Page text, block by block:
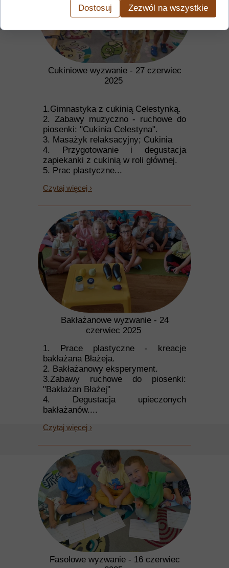
Cukiniowe wyzwanie - 27 czerwiec
2025
1.Gimnastyka z cukinią Celestynką.
2. Zabawy muzyczno - ruchowe do
piosenki: "Cukinia Celestyna".
3. Masażyk relaksacyjny; Cukinia
4. Przygotowanie i degustacja
zapiekanki z cukinią w roli głównej.
5. Prac plastyczne...
Czytaj więcej ›
Bakłażanowe wyzwanie - 24
czerwiec 2025
1. Prace plastyczne - kreacje
bakłażana Błażeja.
2. Bakłażanowy eksperyment.
3.Zabawy ruchowe do piosenki:
"Bakłażan Błażej"
4. Degustacja upieczonych
bakłażanów....
Czytaj więcej ›
Fasolowe wyzwanie - 16 czerwiec
Dostosuj Zezwól na wszystkie